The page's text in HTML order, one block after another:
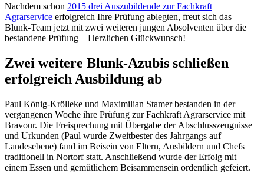
Nachdem schon 2015 drei Auszubildende zur Fachkraft
Agrarservice erfolgreich Ihre Prüfung ablegten, freut sich das
Blunk-Team jetzt mit zwei weiteren jungen Absolventen über die
bestandene Prüfung – Herzlichen Glückwunsch!
Zwei weitere Blunk-Azubis schließen
erfolgreich Ausbildung ab
Paul König-Krölleke und Maximilian Stamer bestanden in der
vergangenen Woche ihre Prüfung zur Fachkraft Agrarservice mit
Bravour. Die Freisprechung mit Übergabe der Abschlusszeugnisse
und Urkunden (Paul wurde Zweitbester des Jahrgangs auf
Landesebene) fand im Beisein von Eltern, Ausbildern und Chefs
traditionell in Nortorf statt. Anschließend wurde der Erfolg mit
einem Essen und gemütlichem Beisammensein ordentlich gefeiert.